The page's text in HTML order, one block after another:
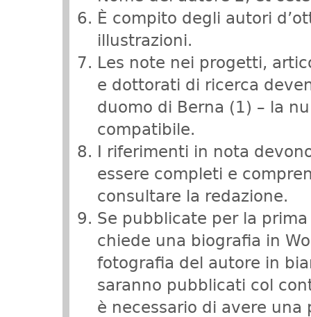
È compito degli autori
illustrazioni.
Les note nei progetti,
e dottorati di ricerca
duomo di Berna (1) – la
compatibile.
I riferimenti in nota
essere completi e
consultare la redazione.
Se pubblicate per la
chiede una biografia in
fotografia del autore in
saranno pubblicati col
è necessario di avere